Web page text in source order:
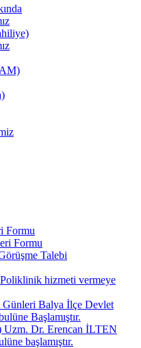
Formu
Formu
Talebi
hizmeti vermeye
Günleri Balya İlçe Devlet
Başlamıştır.
Uzm. Dr. Erencan İLTEN
başlamıştır.